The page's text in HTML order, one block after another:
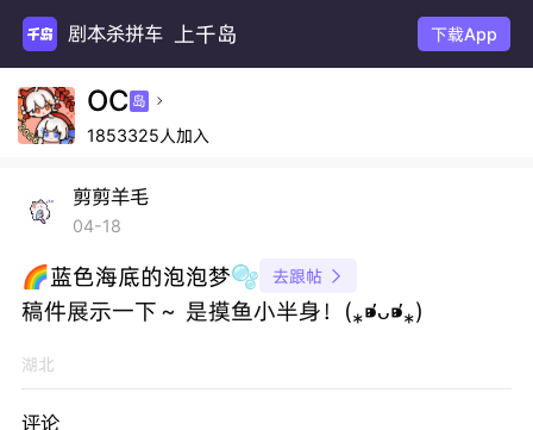
剧本杀拼车 上千岛 下载App
OC 岛 
1853325人加入
剪剪羊毛
04-18
🌈蓝色海底的泡泡梦🫧 去跟帖 
稿件展示一下～ 是摸鱼小半身！(⁎⁍̴̛ᴗ⁍̴̛⁎)
湖北
评论